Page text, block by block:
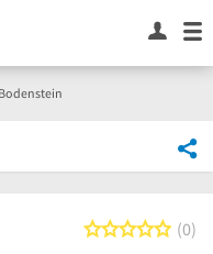
Bodenstein
00